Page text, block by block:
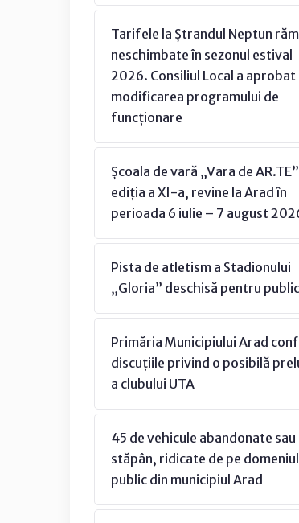
Tarifele la Ștrandul Neptun
neschimbate în sezonul estival
2026. Consiliul Local a aprobat
modificarea programului de
funcționare
Școala de vară „Vara de
ediția a XI-a, revine la Arad în
perioada 6 iulie – 7 august
Pista de atletism a Stadionului
„Gloria” deschisă pentru public
Primăria Municipiului Arad
discuțiile privind o posibilă
a clubului UTA
45 de vehicule abandonate
stăpân, ridicate de pe domeniul
public din municipiul Arad